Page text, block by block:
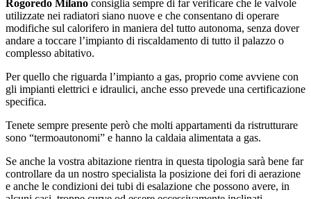
Rogoredo Milano consiglia sempre di far verificare che le valvole
utilizzate nei radiatori siano nuove e che consentano di operare
modifiche sul calorifero in maniera del tutto autonoma, senza dover
andare a toccare l’impianto di riscaldamento di tutto il palazzo o
complesso abitativo.
Per quello che riguarda l’impianto a gas, proprio come avviene con
gli impianti elettrici e idraulici, anche esso prevede una certificazione
specifica.
Tenete sempre presente però che molti appartamenti da ristrutturare
sono “termoautonomi” e hanno la caldaia alimentata a gas.
Se anche la vostra abitazione rientra in questa tipologia sarà bene far
controllare da un nostro specialista la posizione dei fori di aerazione
e anche le condizioni dei tubi di esalazione che possono avere, in